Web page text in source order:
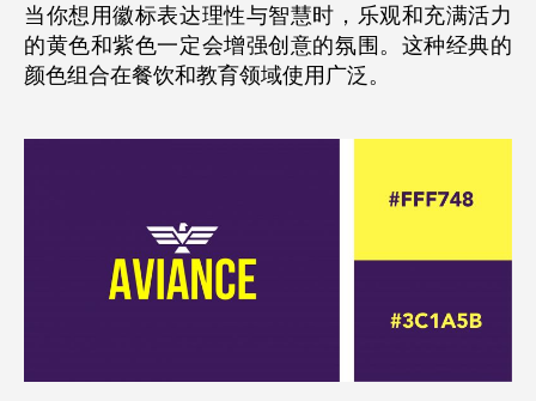
当你想用徽标表达理性与智慧时，乐观和充满活力
的黄色和紫色一定会增强创意的氛围。这种经典的
颜色组合在餐饮和教育领域使用广泛。